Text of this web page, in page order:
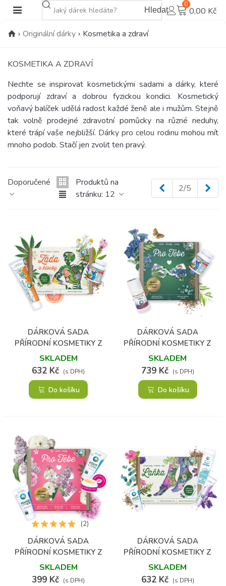
Hledat
0
0,00 Kč
› Originální dárky › Kosmetika a zdraví
KOSMETIKA A ZDRAVÍ
Nechte se inspirovat kosmetickými sadami a dárky, které
podporují zdraví a dobrou fyzickou kondici. Kosmetický
voňavý balíček udělá radost každé ženě ale i mužům. Stejně
tak volně prodejné zdravotní pomůcky na různé neduhy,
které trápí vaše nejbližší. Dárky pro celou rodinu mohou mít
mnoho podob. Stačí jen zvolit ten pravý.
Doporučené
Produktů na
stránku: 12
Předchozí
2/5
DÁRKOVÁ SADA
PŘÍRODNÍ KOSMETIKY Z
KONOPÍ ZÁDA A KLOUBY
SKLADEM
632 Kč (s DPH)
Do košíku
DÁRKOVÁ SADA
PŘÍRODNÍ KOSMETIKY Z
KONOPÍ PRO
SPORTOVCE
SKLADEM
739 Kč (s DPH)
Do košíku
DÁRKOVÁ SADA
PŘÍRODNÍ KOSMETIKY Z
KONOPÍ PRO ŽENU
SKLADEM
399 Kč (s DPH)
(2)
DÁRKOVÁ SADA
PŘÍRODNÍ KOSMETIKY Z
KONOPÍ LAŇKA - PÉČE O
NOHY, CHODIDLA A PATY
SKLADEM
632 Kč (s DPH)